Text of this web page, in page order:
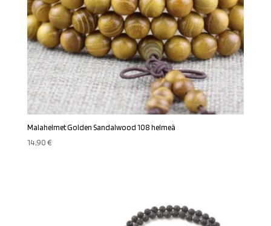
Malahelmet Golden Sandalwood 108 helmeä
14,90€